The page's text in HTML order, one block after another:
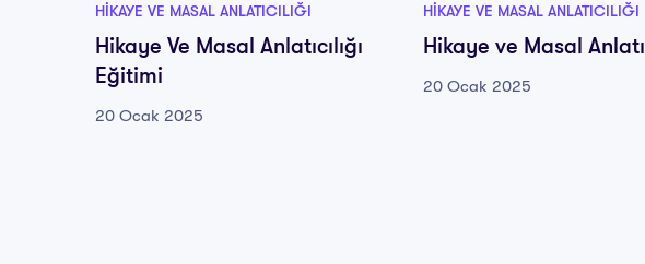
HIKAYE VE MASAL ANLATICILIĞI
Hikaye Ve Masal Anlatıcılığı
Eğitimi
20 Ocak 2025
HIKAYE VE MASAL ANLATICILIĞI
Hikaye ve Masal
20 Ocak 2025